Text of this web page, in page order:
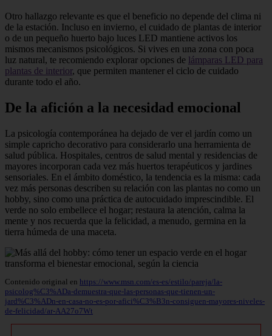
Otro hallazgo relevante es que el beneficio no depende del clima ni
de la estación. Incluso en invierno, el cuidado de plantas de interior
o de un pequeño huerto bajo luces LED mantiene activos los
mismos mecanismos psicológicos. Si vives en una zona con poca
luz natural, te recomiendo explorar opciones de lámparas LED para
plantas de interior, que permiten mantener el ciclo de cuidado
durante todo el año.
De la afición a la necesidad emocional
La psicología contemporánea ha dejado de ver el jardín como un
simple capricho decorativo para considerarlo una herramienta de
salud pública. Hospitales, centros de salud mental y residencias de
mayores incorporan cada vez más huertos terapéuticos y jardines
sensoriales. En el ámbito doméstico, la tendencia es la misma: cada
vez más personas describen su relación con las plantas no como un
hobby, sino como una práctica de autocuidado imprescindible. El
verde no solo embellece el hogar; restaura la atención, calma la
mente y nos recuerda que la felicidad, a menudo, germina en la
tierra húmeda de una maceta.
Contenido original en https://www.msn.com/es-es/estilo/pareja/la-
psicolog%C3%ADa-demuestra-que-las-personas-que-tienen-un-
jard%C3%ADn-en-casa-no-es-por-afici%C3%B3n-consiguen-mayores-niveles-
de-felicidad/ar-AA27o7Wt